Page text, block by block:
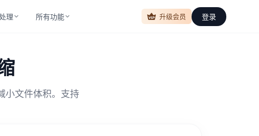
理 所有功能 升级会员 登录
小文件体积。支持